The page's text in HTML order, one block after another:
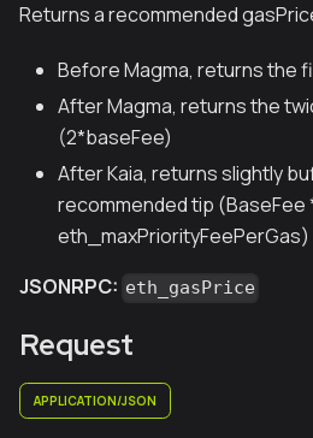
Returns a recommended
Before Magma, returns the
After Magma, returns the
(2*baseFee)
After Kaia, returns slightly
recommended tip (BaseFee *
eth_maxPriorityFeePerGas)
JSONRPC: eth_gasPrice
Request
APPLICATION/JSON